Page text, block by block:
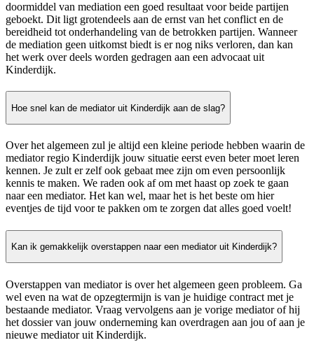
doormiddel van mediation een goed resultaat voor beide partijen
geboekt. Dit ligt grotendeels aan de ernst van het conflict en de
bereidheid tot onderhandeling van de betrokken partijen. Wanneer
de mediation geen uitkomst biedt is er nog niks verloren, dan kan
het werk over deels worden gedragen aan een advocaat uit
Kinderdijk.
Hoe snel kan de mediator uit Kinderdijk aan de slag?
Over het algemeen zul je altijd een kleine periode hebben waarin de
mediator regio Kinderdijk jouw situatie eerst even beter moet leren
kennen. Je zult er zelf ook gebaat mee zijn om even persoonlijk
kennis te maken. We raden ook af om met haast op zoek te gaan
naar een mediator. Het kan wel, maar het is het beste om hier
eventjes de tijd voor te pakken om te zorgen dat alles goed voelt!
Kan ik gemakkelijk overstappen naar een mediator uit Kinderdijk?
Overstappen van mediator is over het algemeen geen probleem. Ga
wel even na wat de opzegtermijn is van je huidige contract met je
bestaande mediator. Vraag vervolgens aan je vorige mediator of hij
het dossier van jouw onderneming kan overdragen aan jou of aan je
nieuwe mediator uit Kinderdijk.